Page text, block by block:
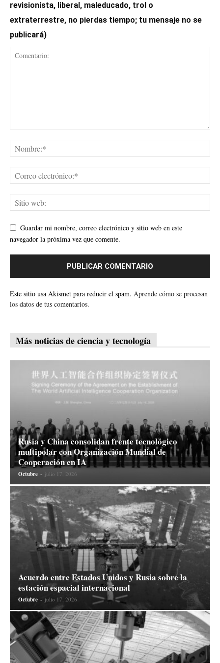
revisionista, liberal, maleducado, trol o
extraterrestre, no pierdas tiempo; tu mensaje no se
publicará)
Guardar mi nombre, correo electrónico y sitio web en este
navegador la próxima vez que comente.
Este sitio usa Akismet para reducir el spam. Aprende cómo se procesan
los datos de tus comentarios.
Más noticias de ciencia y tecnología
Rusia y China consolidan frente tecnológico
multipolar con Organización Mundial de
Cooperación en IA
Octubre - julio 17, 2026
Acuerdo entre Estados Unidos y Rusia sobre la
estación espacial internacional
Octubre - julio 17, 2026